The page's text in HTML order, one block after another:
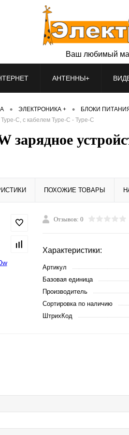
Ваш любимый
АНТЕННЫ+
• ЭЛЕКТРОНИКА + • БЛОКИ
C, с кабелем Type-C - Type-C
зарядное
ПОХОЖИЕ ТОВАРЫ
Отзывов: 0
Характеристики:
Артикул
Базовая единица
Производитель
Сортировка по наличию
ШтрихКод